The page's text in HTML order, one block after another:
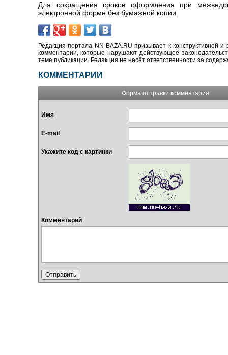
Для сокращения сроков оформления при
электронной форме без бумажной копии.
Редакция портала NN-BAZA.RU призывает к конструктивной
комментарии, которые нарушают действующее
теме публикации. Редакция не несёт ответственности за
КОММЕНТАРИИ
Форма отправки комментария
Имя
E-mail
Укажите код с картинки
Комментарий